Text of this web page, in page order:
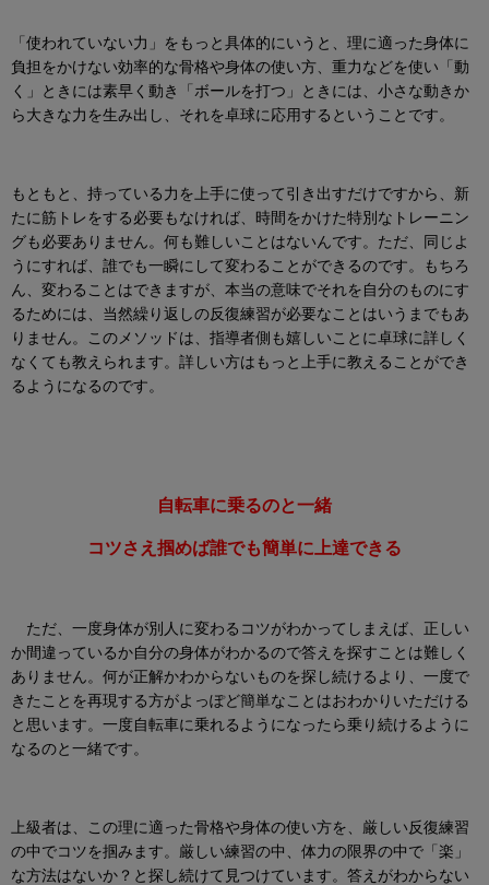
「使われていない力」をもっと具体的にいうと、理に適った身体に
負担をかけない効率的な骨格や身体の使い方
重力などを使い「動
く」ときには素早く 動き「ボールを打つ」ときには、小さな動きか
ら大きな力を生み出 し、それを卓球に応用するということです。
もともと、持っている力を上手に使って引き出すだけですから、 新
たに筋トレをする必要もなければ 、時間をかけた特別なトレーニン
グも必要ありません。何も難しいことはないんです。ただ、同じよ
うにすれば、誰でも一瞬にして変わることができるのです。もちろ
ん、変わることはできますが、本当の意味でそれを自分のものにす
るためには、当然繰り返しの反復練習が必要なことはいうまでもあ
りません。このメソッドは、指導者側も嬉しいことに卓球に詳しく
なくても教えられます。詳しい方はもっと上手に教えることができ
るようになるのです。
自転車に乗るのと一緒
コツさえ掴めば誰でも簡単に上達できる
ただ、一度身体が別人に変わるコツがわかってしまえば、正しい
か間違っているか自分の身体がわかるので答えを探すことは難しく
ありません。何が正解かわからないものを探し続けるより、一度で
きたことを再現する方がよっぽど簡単なことはおわかりいただける
と思います。一度自転車に乗れるようになったら乗り続けるように
なるのと一緒です。
上級者は、この理に適った骨格や身体の使い方を、厳しい反復練習
の中でコツを掴みます。厳しい練習の中、体力の限界の中で「楽」
な方法はないか？と探し続けて見つけています。答えがわからない